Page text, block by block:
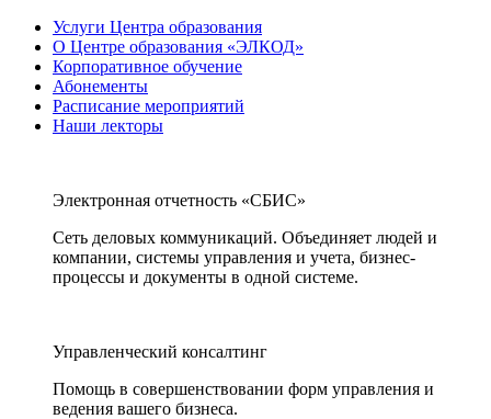
Услуги Центра образования
О Центре образования «ЭЛКОД»
Корпоративное обучение
Абонементы
Расписание мероприятий
Наши лекторы
Электронная отчетность «СБИС»
Сеть деловых коммуникаций. Объединяет людей и
компании, системы управления и учета, бизнес-
процессы и документы в одной системе.
Управленческий консалтинг
Помощь в совершенствовании форм управления и
ведения вашего бизнеса.